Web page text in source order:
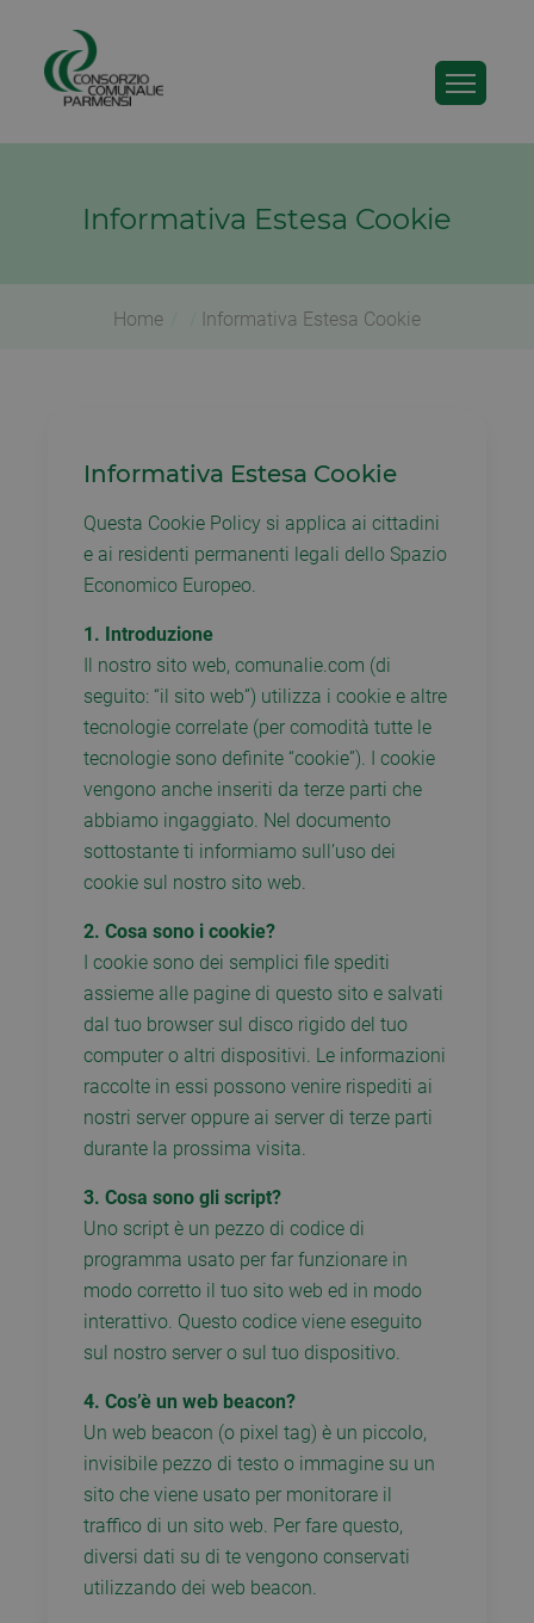
Informativa Estesa Cookie
Home Informativa Estesa Cookie
Informativa Estesa Cookie
Questa Cookie Policy si applica ai cittadini
e ai residenti permanenti legali dello Spazio
Economico Europeo.
1. Introduzione
Il nostro sito web, comunalie.com (di
seguito: “il sito web”) utilizza i cookie e altre
tecnologie correlate (per comodità tutte le
tecnologie sono definite “cookie”). I cookie
vengono anche inseriti da terze parti che
abbiamo ingaggiato. Nel documento
sottostante ti informiamo sull’uso dei
cookie sul nostro sito web.
2. Cosa sono i cookie?
I cookie sono dei semplici file spediti
assieme alle pagine di questo sito e salvati
dal tuo browser sul disco rigido del tuo
computer o altri dispositivi. Le informazioni
raccolte in essi possono venire rispediti ai
nostri server oppure ai server di terze parti
durante la prossima visita.
3. Cosa sono gli script?
Uno script è un pezzo di codice di
programma usato per far funzionare in
modo corretto il tuo sito web ed in modo
interattivo. Questo codice viene eseguito
sul nostro server o sul tuo dispositivo.
4. Cos’è un web beacon?
Un web beacon (o pixel tag) è un piccolo,
invisibile pezzo di testo o immagine su un
sito che viene usato per monitorare il
traffico di un sito web. Per fare questo,
diversi dati su di te vengono conservati
utilizzando dei web beacon.